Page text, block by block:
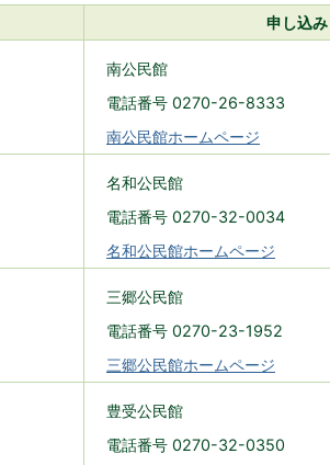
申し込
南公民館
電話番号 0270-26-8333
南公民館ホームページ
名和公民館
電話番号 0270-32-0034
名和公民館ホームページ
三郷公民館
電話番号 0270-23-1952
三郷公民館ホームページ
豊受公民館
電話番号 0270-32-0350